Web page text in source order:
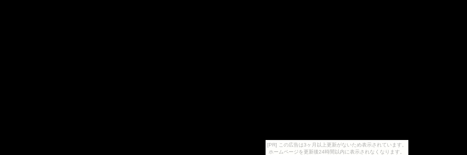
[PR] この広告は3ヶ月以上更新がないため表示されています。
ホームページを更新後24時間以内に表示されなくなります。